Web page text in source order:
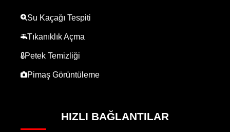
Su Kaçağı Tespiti
Tıkanıklık Açma
Petek Temizliği
Pimaş Görüntüleme
HIZLI BAĞLANTILAR